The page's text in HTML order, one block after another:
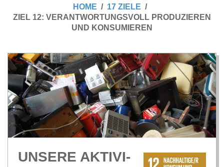
N
O
R
E
HOME
17 ZIELE
ZIEL 12: VERANTWORTUNGSVOLL PRODUZIEREN
UND KONSUMIEREN
UNSERE AKTI­VI­